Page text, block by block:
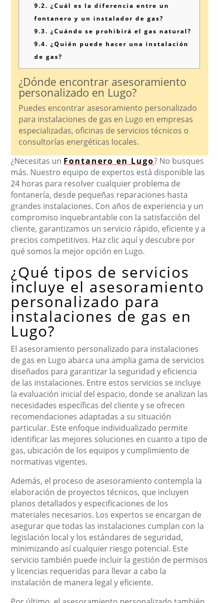
9.2. ¿Cuál es la diferencia entre un
fontanero y un instalador de gas?
9.3. ¿Cuándo se prohibirá el gas natural?
9.4. ¿Quién puede hacer una instalación
de gas?
¿Dónde encontrar asesoramiento
personalizado en Lugo?
Puedes encontrar asesoramiento personalizado
para instalaciones de gas en Lugo en empresas
especializadas, oficinas de servicios técnicos o
consultorías energéticas locales.
¿Necesitas un Fontanero en Lugo? No busques
más. Nuestro equipo de expertos está disponible las
24 horas para resolver cualquier problema de
fontanería, desde pequeñas reparaciones hasta
grandes instalaciones. Con años de experiencia y un
compromiso inquebrantable con la satisfacción del
cliente, garantizamos un servicio rápido, eficiente y a
precios competitivos. Haz clic aquí y descubre por
qué somos la mejor opción en Lugo.
¿Qué tipos de servicios
incluye el asesoramiento
personalizado para
instalaciones de gas en
Lugo?
El asesoramiento personalizado para instalaciones
de gas en Lugo abarca una amplia gama de servicios
diseñados para garantizar la seguridad y eficiencia
de las instalaciones. Entre estos servicios se incluye
la evaluación inicial del espacio, donde se analizan las
necesidades específicas del cliente y se ofrecen
recomendaciones adaptadas a su situación
particular. Este enfoque individualizado permite
identificar las mejores soluciones en cuanto a tipo de
gas, ubicación de los equipos y cumplimiento de
normativas vigentes.
Además, el proceso de asesoramiento contempla la
elaboración de proyectos técnicos, que incluyen
planos detallados y especificaciones de los
materiales necesarios. Los expertos se encargan de
asegurar que todas las instalaciones cumplan con la
legislación local y los estándares de seguridad,
minimizando así cualquier riesgo potencial. Este
servicio también puede incluir la gestión de permisos
y licencias requeridas para llevar a cabo la
instalación de manera legal y eficiente.